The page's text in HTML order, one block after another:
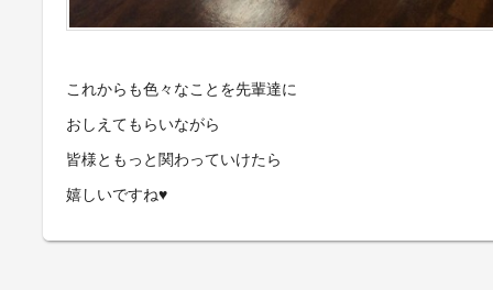
これからも色々なことを先輩達に
おしえてもらいながら
皆様ともっと関わっていけたら
嬉しいですね♥